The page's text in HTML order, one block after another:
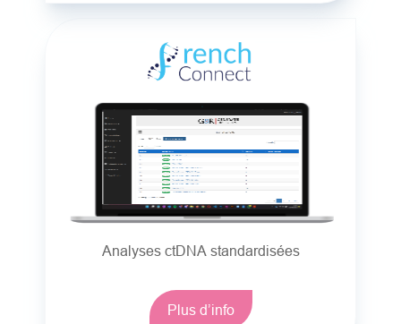
Analyses ctDNA standardisées
Plus d’info